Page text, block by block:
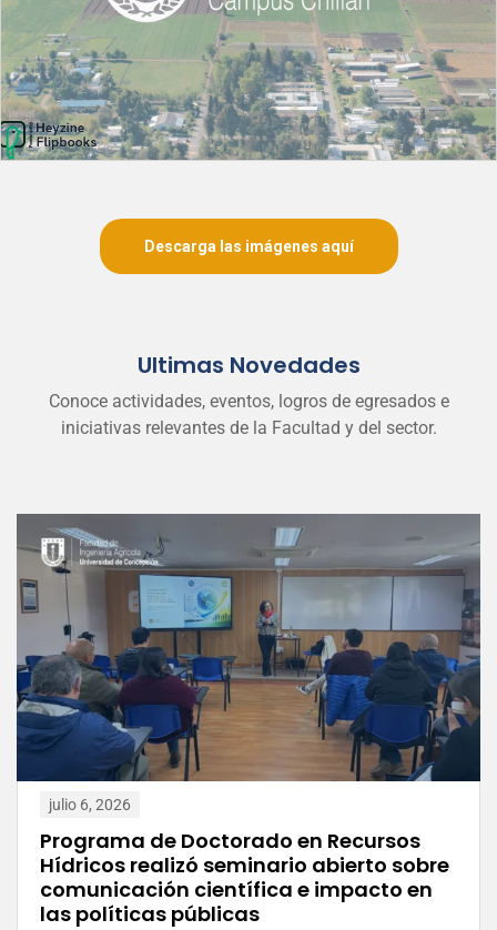
Descarga las imágenes aquí
Ultimas Novedades
Conoce actividades, eventos, logros de egresados e
iniciativas relevantes de la Facultad y del sector.
julio 6, 2026
Programa de Doctorado en Recursos
Hídricos realizó seminario abierto sobre
comunicación científica e impacto en
las políticas públicas